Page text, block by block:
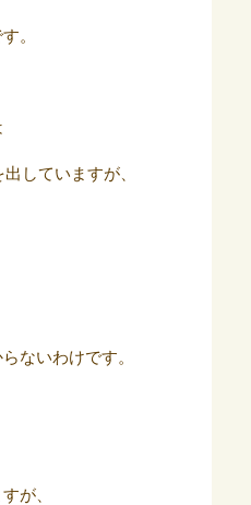
。
していますが、
ないわけです。
が、